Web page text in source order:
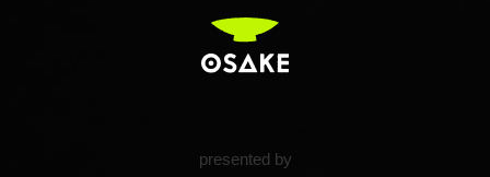
presented by